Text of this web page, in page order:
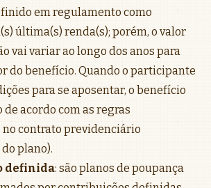
em regulamento como
última(s) renda(s); porém, o valor
vai variar ao longo dos anos para
do benefício. Quando o participante
para se aposentar, o benefício
de acordo com as regras
contrato previdenciário
plano).
definida: são planos de poupança